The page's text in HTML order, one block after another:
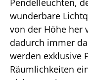
Pendelleuchten,
wunderbare
von der Höhe her
dadurch immer
werden exklusive
Räumlichkeiten